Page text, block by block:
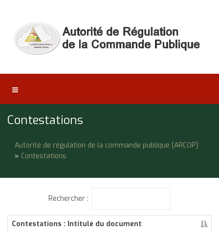
Contestations
Autorité de régulation de la commande publique (ARCOP)
» Contestations
Rechercher :
Contestations : Intitulé du document